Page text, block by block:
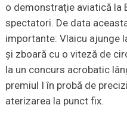
o demonstraţie aviatică la
spectatori. De data
importante: Vlaicu ajunge
şi zboară cu o viteză de
la un concurs acrobatic
premiul I în probă de
aterizarea la punct fix.